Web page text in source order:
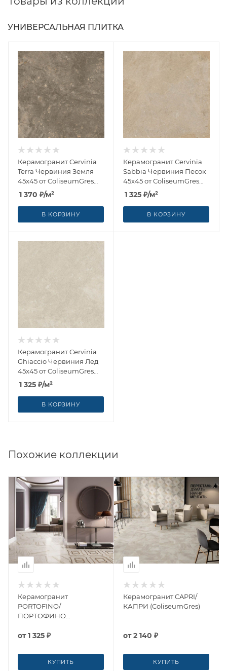
УНИВЕРСАЛЬНАЯ ПЛИТКА
Керамогранит Cervinia
Terra Червиния Земля
45x45 от ColiseumGres
(Россия)
1 370 ₽/м²
В КОРЗИНУ
Керамогранит Cervinia
Sabbia Червиния Песок
45x45 от ColiseumGres
(Россия)
1 325 ₽/м²
В КОРЗИНУ
Керамогранит Cervinia
Ghiaccio Червиния Лед
45x45 от ColiseumGres
(Россия)
1 325 ₽/м²
В КОРЗИНУ
Похожие коллекции
Керамогранит
PORTOFINO/
ПОРТОФИНО
от1 325 ₽
КУПИТЬ
Керамогранит CAPRI/
КАПРИ (ColiseumGres)
от2 140 ₽
КУПИТЬ